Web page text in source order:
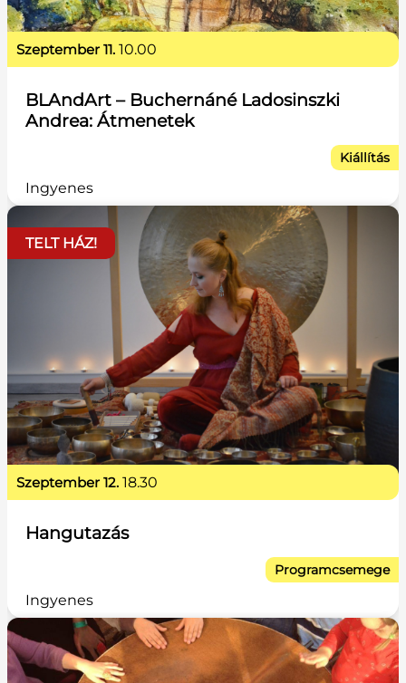
BLAndArt – Buchernáné Ladosinszki
Andrea: Átmenetek
szeptember 11. 10.00
Ingyenes
Kiállítás
TELT HÁZ!
Hangutazás
szeptember 12. 18.30
Ingyenes
Programcsemege